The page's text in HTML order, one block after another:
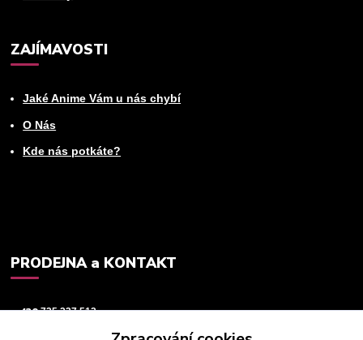
ZAJÍMAVOSTI
Jaké Anime Vám u nás chybí
O Nás
Kde nás potkáte?
PRODEJNA a KONTAKT
+420725 237 512